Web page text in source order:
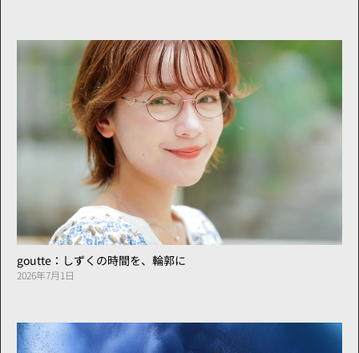
goutte：しずくの時間を、輪郭に
2026年7月1日